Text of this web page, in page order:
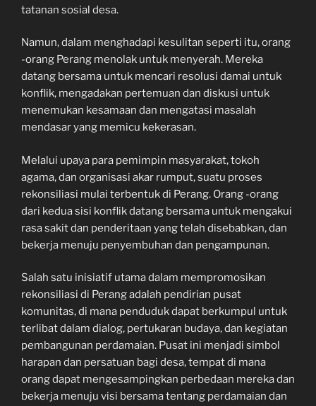
tatanan sosial desa.
Namun, dalam menghadapi kesulitan seperti itu, orang
-orang Perang menolak untuk menyerah. Mereka
datang bersama untuk mencari resolusi damai untuk
konflik, mengadakan pertemuan dan diskusi untuk
menemukan kesamaan dan mengatasi masalah
mendasar yang memicu kekerasan.
Melalui upaya para pemimpin masyarakat, tokoh
agama, dan organisasi akar rumput, suatu proses
rekonsiliasi mulai terbentuk di Perang. Orang -orang
dari kedua sisi konflik datang bersama untuk mengakui
rasa sakit dan penderitaan yang telah disebabkan, dan
bekerja menuju penyembuhan dan pengampunan.
Salah satu inisiatif utama dalam mempromosikan
rekonsiliasi di Perang adalah pendirian pusat
komunitas, di mana penduduk dapat berkumpul untuk
terlibat dalam dialog, pertukaran budaya, dan kegiatan
pembangunan perdamaian. Pusat ini menjadi simbol
harapan dan persatuan bagi desa, tempat di mana
orang dapat mengesampingkan perbedaan mereka dan
bekerja menuju visi bersama tentang perdamaian dan